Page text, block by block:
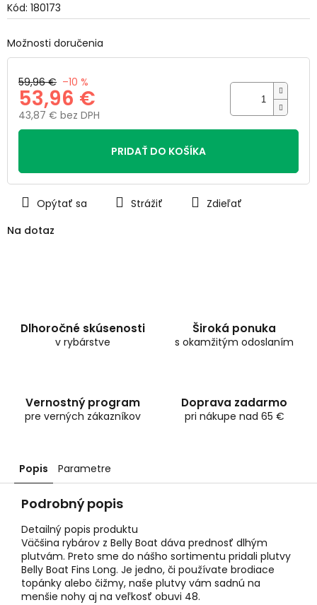
Kód: 180173
Na dotaz
Možnosti doručenia
59,96 € –10 %
53,96 €
43,87 € bez DPH
Jednotková
PRIDAŤ DO KOŠÍKA
Opýtať sa Strážiť Zdieľať
0,0
5
Dlhoročné skúsenosti
v rybárstve
Široká ponuka
s okamžitým odoslaním
Vernostný program
pre verných zákazníkov
Doprava zadarmo
pri nákupe nad 65 €
Popis Parametre
Podrobný popis
Detailný popis produktu
Väčšina rybárov z Belly Boat dáva prednosť dlhým
plutvám. Preto sme do nášho sortimentu pridali plutvy
Belly Boat Fins Long. Je jedno, či používate brodiace
topánky alebo čižmy, naše plutvy vám sadnú na
menšie nohy aj na veľkosť obuvi 48.